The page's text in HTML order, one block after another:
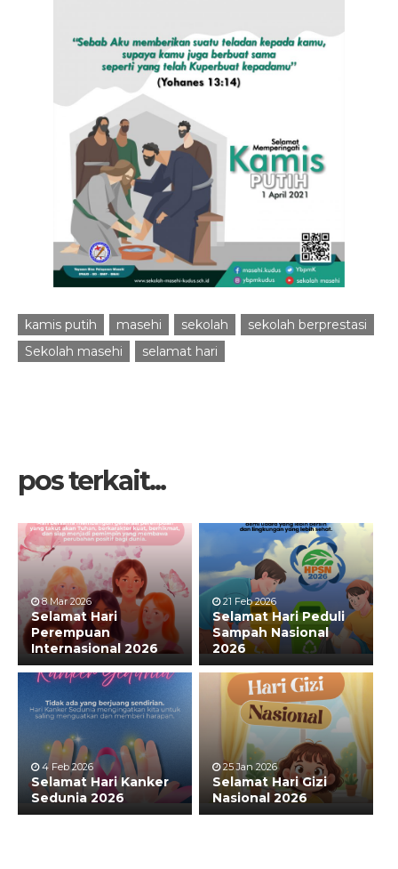
kamis putih masehi sekolah
sekolah berprestasi
Sekolah masehi
selamat hari
pos terkait...
8 Mar 2026
Selamat Hari
Perempuan
Internasional 2026
21 Feb 2026
Selamat Hari Peduli
Sampah Nasional
2026
4 Feb 2026
Selamat Hari Kanker
Sedunia 2026
25 Jan 2026
Selamat Hari Gizi
Nasional 2026